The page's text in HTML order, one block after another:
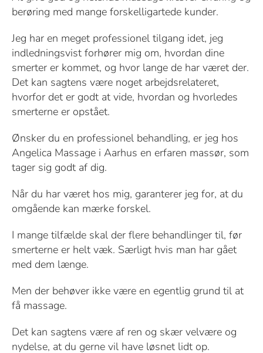
berøring med mange forskelligartede kunder.
Jeg har en meget professionel tilgang idet, jeg
indledningsvist forhører mig om, hvordan dine
smerter er kommet, og hvor lange de har været der.
Det kan sagtens være noget arbejdsrelateret,
hvorfor det er godt at vide, hvordan og hvorledes
smerterne er opstået.
Ønsker du en professionel behandling, er jeg hos
Angelica Massage i Aarhus en erfaren massør, som
tager sig godt af dig.
Når du har været hos mig, garanterer jeg for, at du
omgående kan mærke forskel.
I mange tilfælde skal der flere behandlinger til, før
smerterne er helt væk. Særligt hvis man har gået
med dem længe.
Men der behøver ikke være en egentlig grund til at
få massage.
Det kan sagtens være af ren og skær velvære og
nydelse, at du gerne vil have løsnet lidt op.